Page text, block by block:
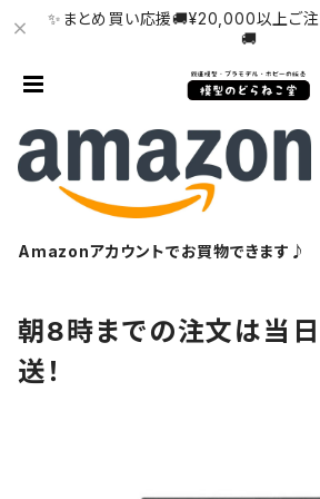
✨まとめ買い応援🚚¥20,000以上ご
🚚
Amazonアカウントでお買物できます♪
朝8時までの注文は当
送！